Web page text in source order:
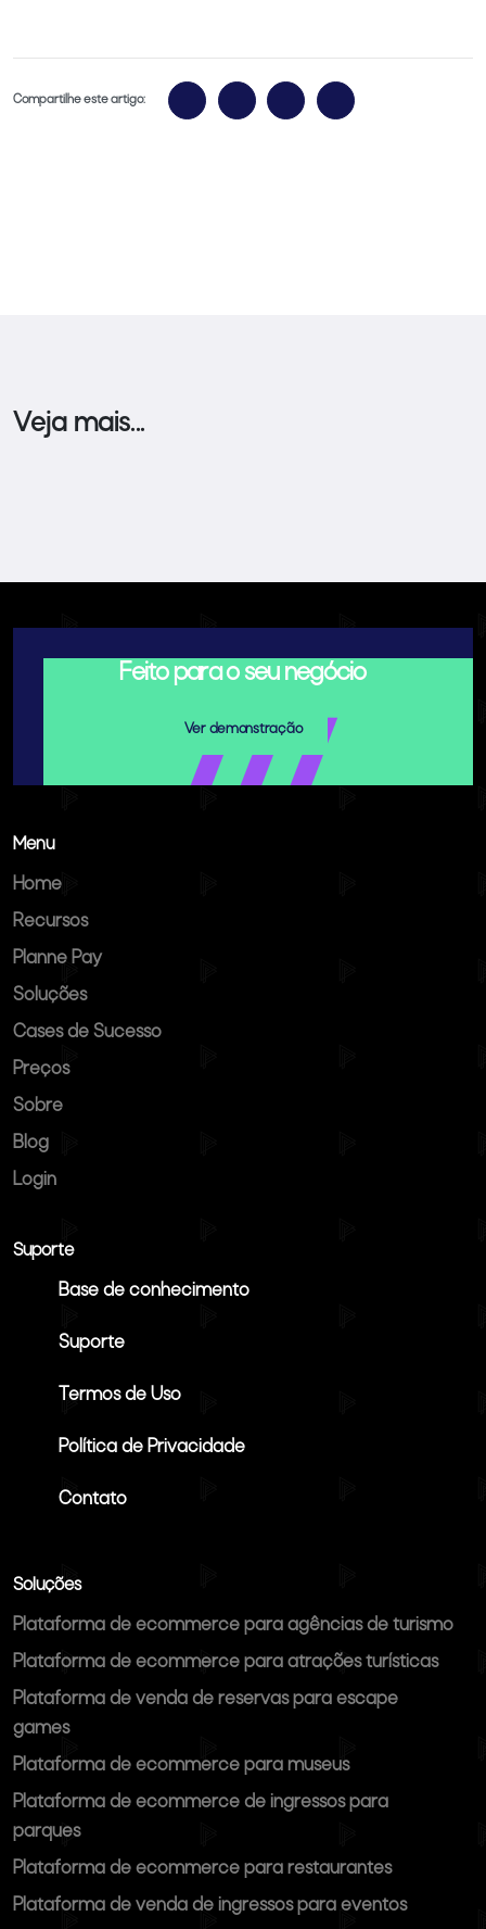
Compartilhe este artigo:
Veja mais...
Feito para o seu negócio
Ver demonstração
Menu
Home
Recursos
Planne Pay
Soluções
Cases de Sucesso
Preços
Sobre
Blog
Login
Suporte
Base de conhecimento
Suporte
Termos de Uso
Política de Privacidade
Contato
Soluções
Plataforma de ecommerce para agências de turismo
Plataforma de ecommerce para atrações turísticas
Plataforma de venda de reservas para escape
games
Plataforma de ecommerce para museus
Plataforma de ecommerce de ingressos para
parques
Plataforma de ecommerce para restaurantes
Plataforma de venda de ingressos para eventos